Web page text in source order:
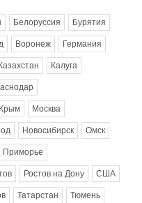
Белоруссия Бурятия
Воронеж Германия
Калуга
Крым Москва
Новосибирск Омск
Приморье
Ростов на Дону США
Татарстан Тюмень